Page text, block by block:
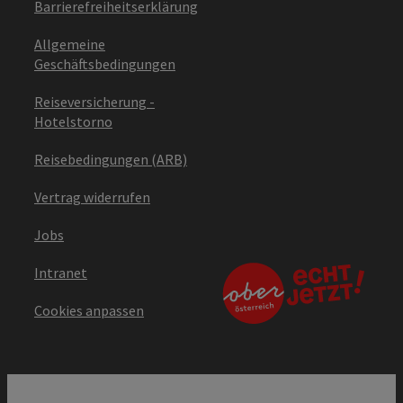
Barrierefreiheitserklärung
Allgemeine
Geschäftsbedingungen
Reiseversicherung -
Hotelstorno
Reisebedingungen (ARB)
Vertrag widerrufen
Jobs
Intranet
Cookies anpassen